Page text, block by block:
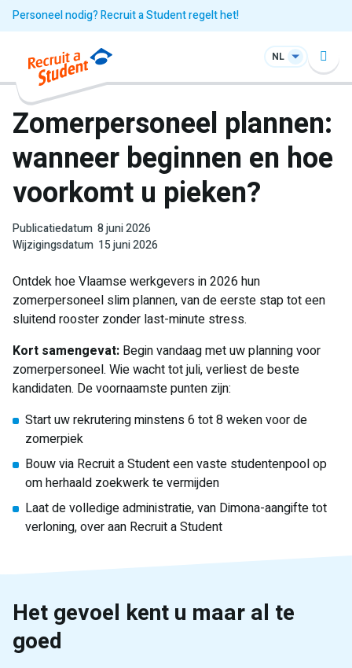
Personeel nodig? Recruit a Student regelt het!
NL
Zomerpersoneel plannen:
wanneer beginnen en hoe
voorkomt u pieken?
Publicatiedatum 8 juni 2026
Wijzigingsdatum 15 juni 2026
Ontdek hoe Vlaamse werkgevers in 2026 hun
zomerpersoneel slim plannen, van de eerste stap tot een
sluitend rooster zonder last-minute stress.
Kort samengevat: Begin vandaag met uw planning voor
zomerpersoneel. Wie wacht tot juli, verliest de beste
kandidaten. De voornaamste punten zijn:
Start uw rekrutering minstens 6 tot 8 weken voor de
zomerpiek
Bouw via Recruit a Student een vaste studentenpool op
om herhaald zoekwerk te vermijden
Laat de volledige administratie, van Dimona-aangifte tot
verloning, over aan Recruit a Student
Het gevoel kent u maar al te
goed